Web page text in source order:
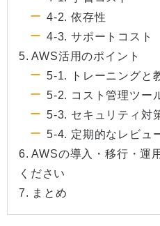
4-2. 依存性
4-3. サポートコスト
5. AWS活用のポイント
5-1. トレーニングと
5-2. コスト管理ツー
5-3. セキュリティ対
5-4. 定期的なレビュ
6. AWSの導入・移行・運
ください
7. まとめ